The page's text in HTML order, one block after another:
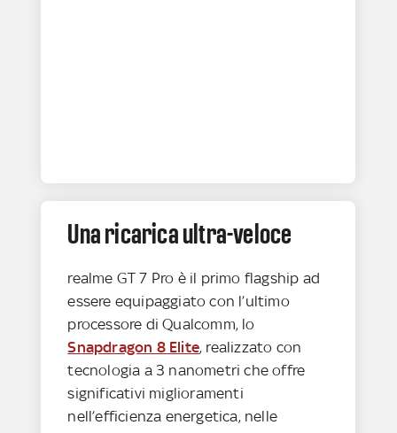
Una ricarica ultra-veloce
realme GT 7 Pro è il primo flagship ad
essere equipaggiato con l’ultimo
processore di Qualcomm, lo
Snapdragon 8 Elite, realizzato con
tecnologia a 3 nanometri che offre
significativi miglioramenti
nell’efficienza energetica, nelle